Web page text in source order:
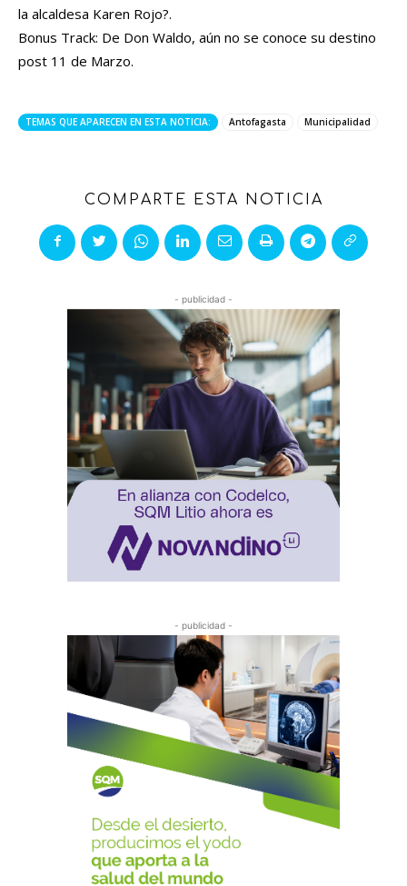
la alcaldesa Karen Rojo?.
Bonus Track: De Don Waldo, aún no se conoce su destino
post 11 de Marzo.
TEMAS QUE APARECEN EN ESTA NOTICIA: Antofagasta Municipalidad
COMPARTE ESTA NOTICIA
- publicidad -
- publicidad -